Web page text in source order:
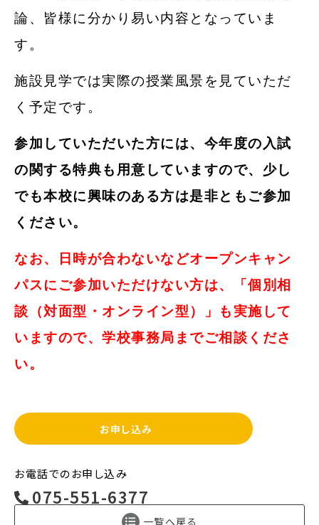
論、皆様に分かり易い内容となっていま
す。
施設見学では実際の授業風景を見ていただ
く予定です。
参加していただいた方には、今年度の入試
の関する特典も用意していますので、少し
でも本校に興味のある方は是非ともご参加
ください。
なお、日時が合わないなどオープンキャン
パスにご参加いただけない方は、「個別相
談（対面型・オンライン型）」も実施して
いますので、学校事務局までご相談くださ
い。
お申し込み
お電話でのお申し込み
075-551-6377
一覧へ戻る